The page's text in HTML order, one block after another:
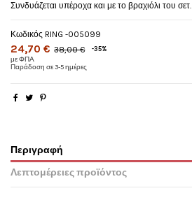
Συνδυάζεται υπέροχα και με το βραχιόλι του σετ.
Κωδικός RING -005099
24,70 € 38,00 € -35%
με ΦΠΑ
Παράδοση σε 3-5 ημέρες
Περιγραφή
Λεπτομέρειες προϊόντος